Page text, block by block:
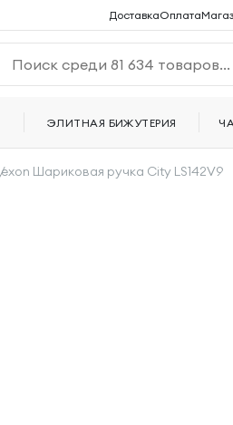
Шариковая ручка City LS142V9
ДоставкаОплата
ЭЛИТНАЯ БИЖУТЕРИЯ